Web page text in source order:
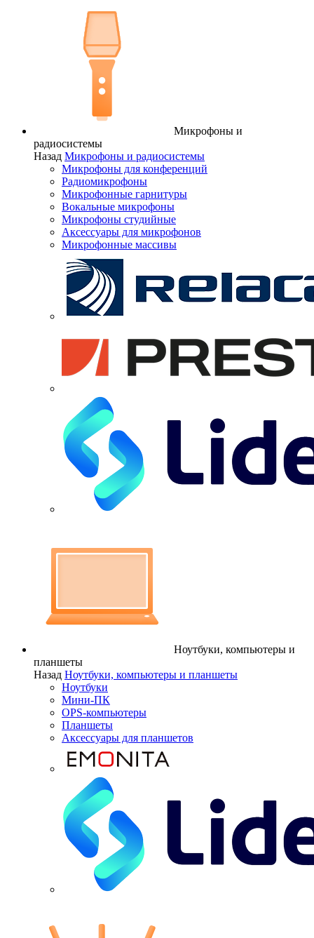
Микрофоны и
радиосистемы
Назад Микрофоны и радиосистемы
Микрофоны для конференций
Радиомикрофоны
Микрофонные гарнитуры
Вокальные микрофоны
Микрофоны студийные
Аксессуары для микрофонов
Микрофонные массивы
Ноутбуки, компьютеры и
планшеты
Назад Ноутбуки, компьютеры и планшеты
Ноутбуки
Мини-ПК
OPS-компьютеры
Планшеты
Аксессуары для планшетов